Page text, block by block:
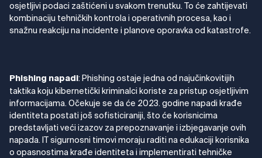
osjetljivi podaci zaštićeni u svakom trenutku. To će zahtijevati
kombinaciju tehničkih kontrola i operativnih procesa, kao i
snažnu reakciju na incidente i planove oporavka od katastrofe.
Phishing napadi: Phishing ostaje jedna od najučinkovitijih
taktika koju kibernetički kriminalci koriste za pristup osjetljivim
informacijama. Očekuje se da će 2023. godine napadi krađe
identiteta postati još sofisticiraniji, što će korisnicima
predstavljati veći izazov za prepoznavanje i izbjegavanje ovih
napada. IT sigurnosni timovi moraju raditi na edukaciji korisnika
o opasnostima krađe identiteta i implementirati tehničke